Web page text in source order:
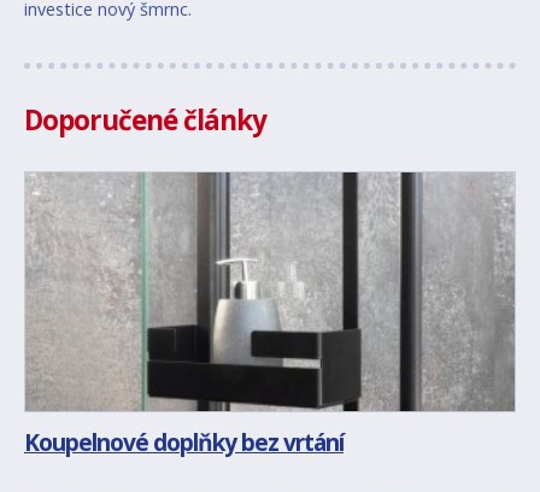
investice nový šmrnc.
Doporučené články
Koupelnové doplňky bez vrtání